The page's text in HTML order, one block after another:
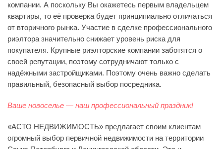
компании. А поскольку Вы окажетесь первым владельцем
квартиры, то её проверка будет принципиально отличаться
от вторичного рынка. Участие в сделке профессионального
риэлтора значительно снижает уровень риска для
покупателя. Крупные риэлторские компании заботятся о
своей репутации, поэтому сотрудничают только с
надёжными застройщиками. Поэтому очень важно сделать
правильный, безопасный выбор посредника.
Ваше новоселье — наш профессиональный праздник!
«АСТО НЕДВИЖИМОСТЬ» предлагает своим клиентам
огромный выбор первичной недвижимости на территории